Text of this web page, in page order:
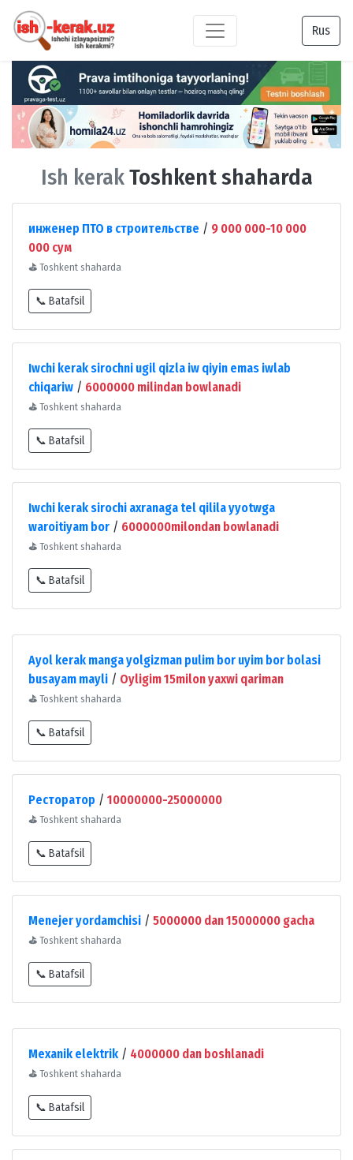
Rus
Ish kerakToshkent shaharda
инженер ПТО в строительстве / 9 000 000-10 000
000 сум
⛳ Toshkent shaharda
📞 Batafsil
Iwchi kerak sirochni ugil qizla iw qiyin emas iwlab
chiqariw / 6000000 milindan bowlanadi
⛳ Toshkent shaharda
📞 Batafsil
Iwchi kerak sirochi axranaga tel qilila yyotwga
waroitiyam bor / 6000000milondan bowlanadi
⛳ Toshkent shaharda
📞 Batafsil
Ayol kerak manga yolgizman pulim bor uyim bor bolasi
busayam mayli / Oyligim 15milon yaxwi qariman
⛳ Toshkent shaharda
📞 Batafsil
Ресторатор / 10000000-25000000
⛳ Toshkent shaharda
📞 Batafsil
Menejer yordamchisi / 5000000 dan 15000000 gacha
⛳ Toshkent shaharda
📞 Batafsil
Mexanik elektrik / 4000000 dan boshlanadi
⛳ Toshkent shaharda
📞 Batafsil